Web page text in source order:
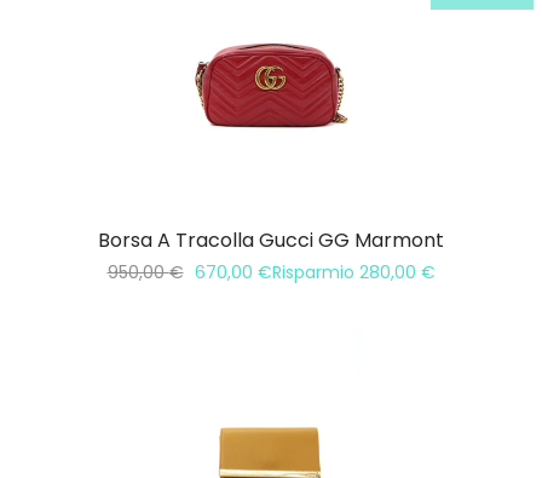
Borsa A Tracolla Gucci GG Marmont
950,00€ 670,00 €Risparmio 280,00 €